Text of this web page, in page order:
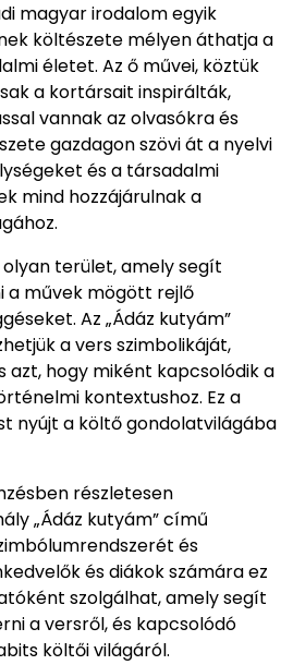
magyar irodalom egyik
költészete mélyen áthatja a
életet. Az ő művei, köztük
a kortársait inspirálták,
vannak az olvasókra és
gazdagon szövi át a nyelvi
és a társadalmi
mind hozzájárulnak a
terület, amely segít
a művek mögött rejlő
Az „Ádáz kutyám”
a vers szimbolikáját,
azt, hogy miként kapcsolódik a
kontextushoz. Ez a
nyújt a költő gondolatvilágába
részletesen
„Ádáz kutyám” című
és
és diákok számára ez
szolgálhat, amely segít
a versről, és kapcsolódó
költői világáról.